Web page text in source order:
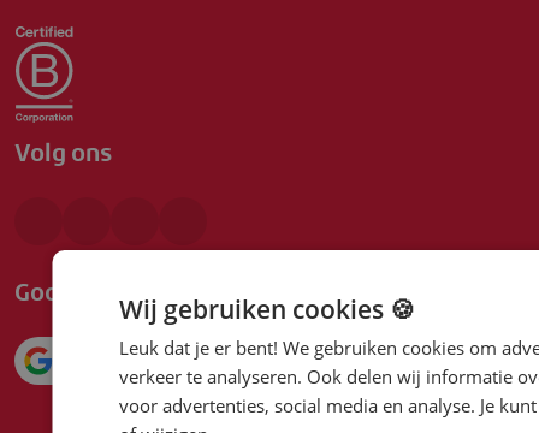
Volg ons
Google beoordeling
Wij gebruiken cookies 🍪
Leuk dat je er bent! We gebruiken cookies om
verkeer te analyseren. Ook delen wij informatie
voor advertenties, social media en analyse. Je